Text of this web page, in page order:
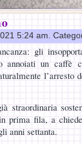
5:24 am.
gli
annoiati un
straordinaria
prima fila, a
anni settanta.